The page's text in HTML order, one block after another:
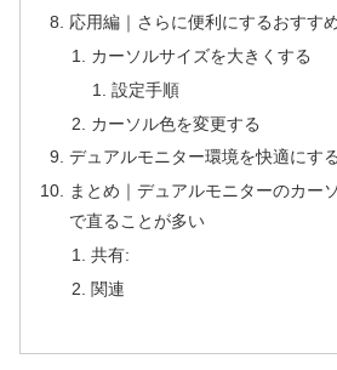
応用編｜さらに便利にするおすす
カーソルサイズを大きくする
設定手順
カーソル色を変更する
デュアルモニター環境を快適にす
まとめ｜デュアルモニターのカー
で直ることが多い
共有:
関連